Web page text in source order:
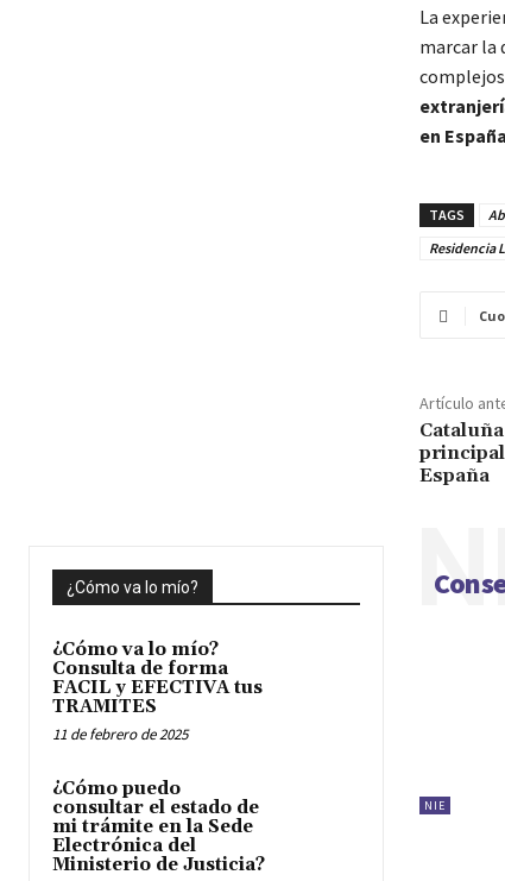
La
marcar la
en España
TAGS
Residencia
Artículo
España
¿Cómo va lo mío?
¿Cómo va lo mío?
Consulta de forma
FACIL y EFECTIVA tus
TRAMITES
11 de febrero de 2025
¿Cómo puedo
consultar el estado de
mi trámite en la Sede
Electrónica del
Ministerio de Justicia?
NIE